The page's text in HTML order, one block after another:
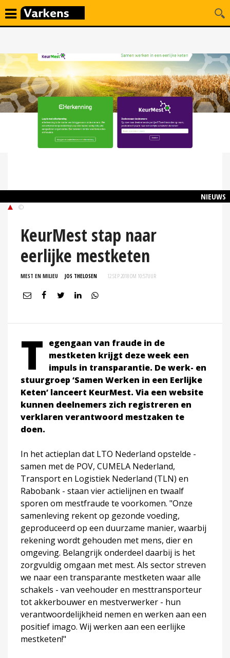
NIEUWS
©
KeurMest stap naar
eerlijke mestketen
MEST EN MILIEU JOS THELOSEN 12 SEP 2018 OM 10:57UUR
T egengaan van fraude in de
mestketen krijgt deze week een
impuls in transparantie. De werk- en
stuurgroep ‘Samen Werken in een Eerlijke
Keten’ lanceert KeurMest. Via een website
kunnen deelnemers zich registreren en
verklaren verantwoord mestzaken te
doen.
In het actieplan dat LTO Nederland opstelde -
samen met de POV, CUMELA Nederland,
Transport en Logistiek Nederland (TLN) en
Rabobank - staan vier actielijnen en twaalf
sporen om mestfraude te voorkomen. "Onze
samenleving rekent op gezonde voeding,
geproduceerd op een duurzame manier, waarbij
rekening wordt gehouden met mens, dier en
omgeving. Belangrijk onderdeel daarbij is het
zorgvuldig omgaan met mest. Als sector streven
we naar een transparante mestketen waar alle
schakels - van veehouder en mesttransporteur
tot akkerbouwer en mestverwerker - hun
verantwoordelijkheid nemen en werken aan een
positief imago. Wij werken aan een eerlijke
mestketen!"